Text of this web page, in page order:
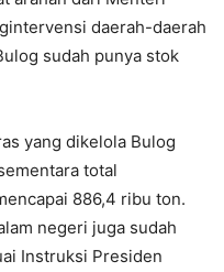
daerah-daerah
sudah punya stok
yang dikelola Bulog
total
886,4 ribu ton.
negeri juga sudah
Instruksi Presiden